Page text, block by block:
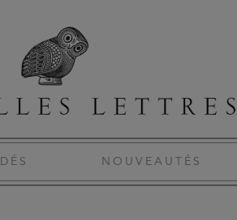
NOUVEAUTÉS